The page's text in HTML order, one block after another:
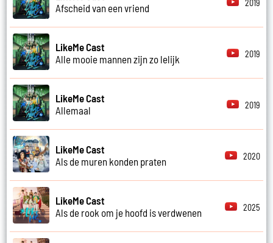
Afscheid van een vriend
2019
LikeMe Cast
Alle mooie mannen zijn zo lelijk
2019
LikeMe Cast
Allemaal
2019
LikeMe Cast
Als de muren konden praten
2020
LikeMe Cast
Als de rook om je hoofd is verdwenen
2025